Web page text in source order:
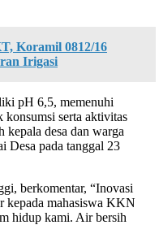
Koramil 0812/16
Irigasi
pH 6,5, memenuhi
konsumsi serta aktivitas
desa dan warga
Desa pada tanggal 23
berkomentar, “Inovasi
kepada mahasiswa KKN
hidup kami. Air bersih